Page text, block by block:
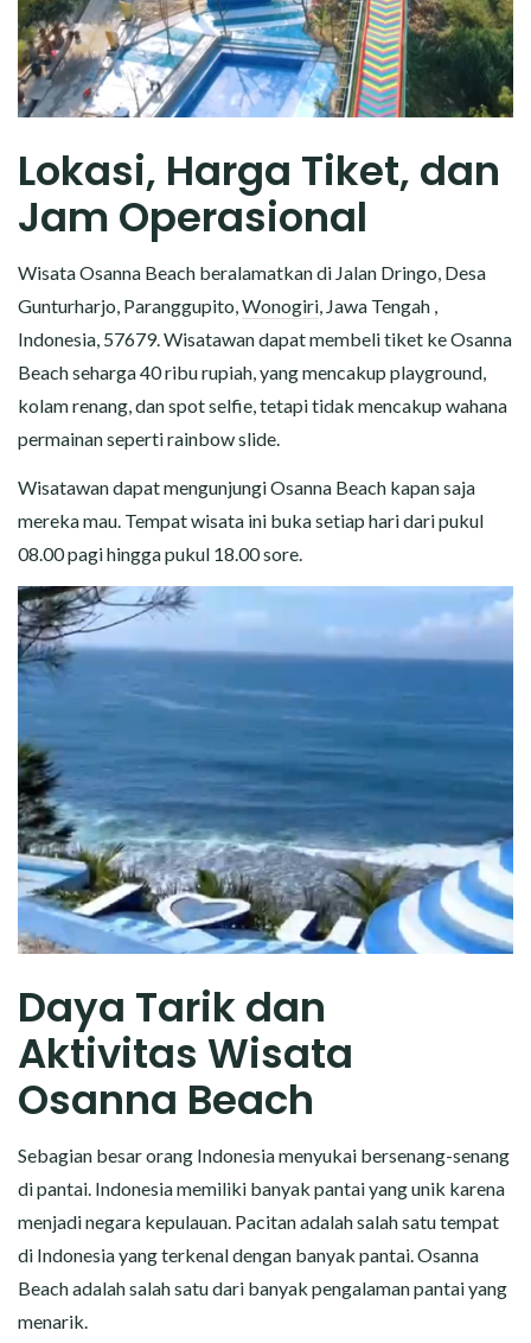
Lokasi, Harga Tiket, dan
Jam Operasional
Wisata Osanna Beach beralamatkan di Jalan Dringo, Desa
Gunturharjo, Paranggupito,Wonogiri, Jawa Tengah ,
Indonesia, 57679. Wisatawan dapat membeli tiket ke Osanna
Beach seharga 40 ribu rupiah, yang mencakup playground,
kolam renang, dan spot selfie, tetapi tidak mencakup wahana
permainan seperti rainbow slide.
Wisatawan dapat mengunjungi Osanna Beach kapan saja
mereka mau. Tempat wisata ini buka setiap hari dari pukul
08.00 pagi hingga pukul 18.00 sore.
Daya Tarik dan
Aktivitas Wisata
Osanna Beach
Sebagian besar orang Indonesia menyukai bersenang-senang
di pantai. Indonesia memiliki banyak pantai yang unik karena
menjadi negara kepulauan. Pacitan adalah salah satu tempat
di Indonesia yang terkenal dengan banyak pantai. Osanna
Beach adalah salah satu dari banyak pengalaman pantai yang
menarik.